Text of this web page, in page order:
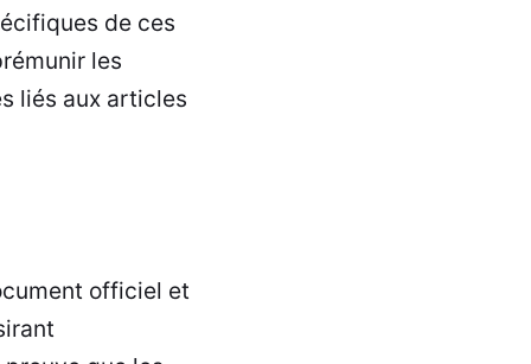
de ces
les
liés aux articles
officiel et